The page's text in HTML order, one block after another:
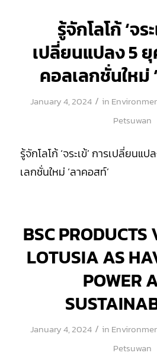
รู้จักโลโก้ ‘จร
เปลี่ยนแปลง 5
คอลเลกชั่นใหม่
January 4, 2024 / in
Petsuwan
รู้จักโลโก้ ‘จระเข้’ การเปลี่ยน
เลกชั่นใหม่ ‘ลาคอสท์’
BSC PRODUCTS
LOTUSIA AS
POWER
January 4, 2024 / in
Petsuwan